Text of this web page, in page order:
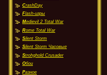
CrashDay
Flash-игры
Medievil 2 Total War
Rome Total War
Silent Storm
Silent Storm Часовые
Strohghold Crusader
Обои
Разное